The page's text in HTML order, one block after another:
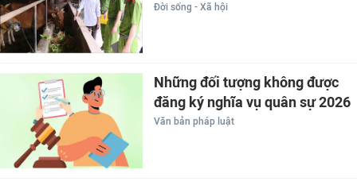
Đời sống - Xã hội
Những đối tượng không được
đăng ký nghĩa vụ quân sự 2026
Văn bản pháp luật